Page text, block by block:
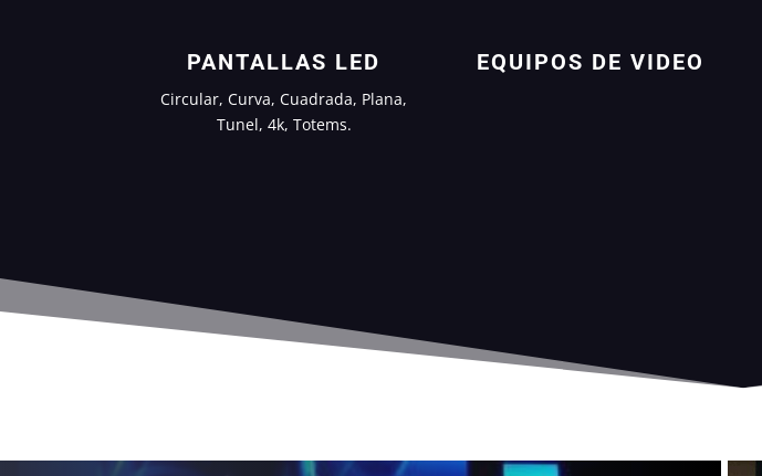
PANTALLAS LED
Circular, Curva, Cuadrada, Plana,
Tunel, 4k, Totems.
EQUIPOS DE VIDEO